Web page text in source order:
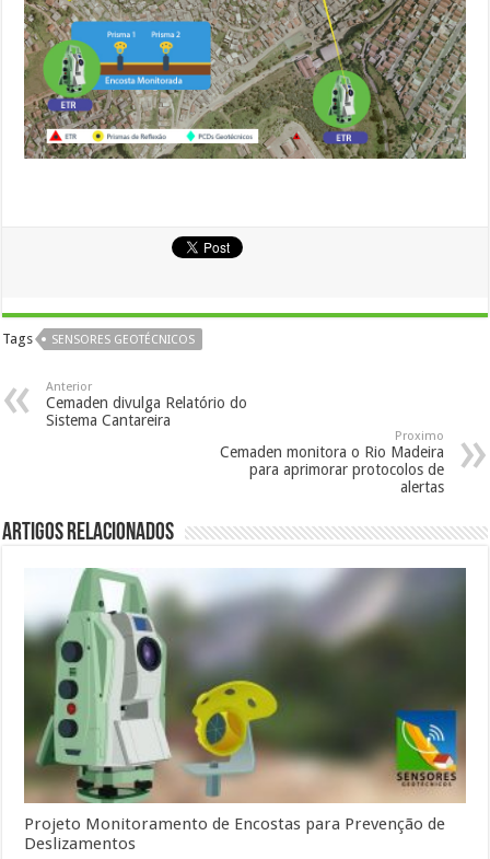
Tags SENSORES GEOTÉCNICOS
Anterior
Cemaden divulga Relatório do
Sistema Cantareira
Proximo
Cemaden monitora o Rio Madeira
para aprimorar protocolos de
alertas
Artigos Relacionados
Projeto Monitoramento de Encostas para Prevenção de
Deslizamentos